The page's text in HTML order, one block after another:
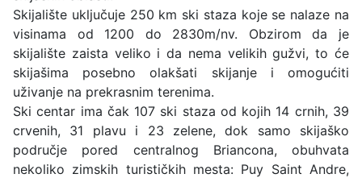
Skijalište uključuje 250 km ski staza koje se nalaze na
visinama od 1200 do 2830m/nv. Obzirom da je
skijalište zaista veliko i da nema velikih gužvi, to će
skijašima posebno olakšati skijanje i omogućiti
uživanje na prekrasnim terenima.
Ski centar ima čak 107 ski staza od kojih 14 crnih, 39
crvenih, 31 plavu i 23 zelene, dok samo skijaško
područje pored centralnog Briancona, obuhvata
nekoliko zimskih turističkih mesta: Puy Saint Andre,